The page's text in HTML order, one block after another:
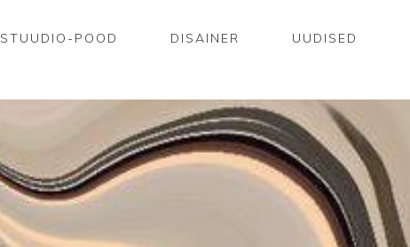
STUUDIO-POOD DISAINER UUDISED